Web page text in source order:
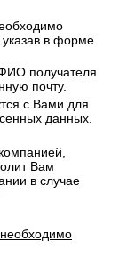
в форме
получателя
почту.
с Вами для
данных.
Вам
в случае